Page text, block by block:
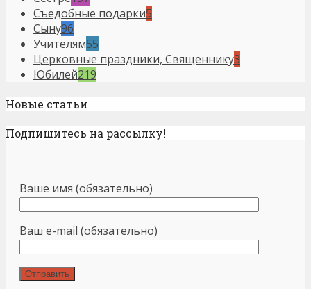
Съедобные подарки5
Сыну96
Учителям55
Церковные праздники, Священнику3
Юбилей219
Новые статьи
Подпишитесь на рассылку!
Ваше имя (обязательно)
Ваш e-mail (обязательно)